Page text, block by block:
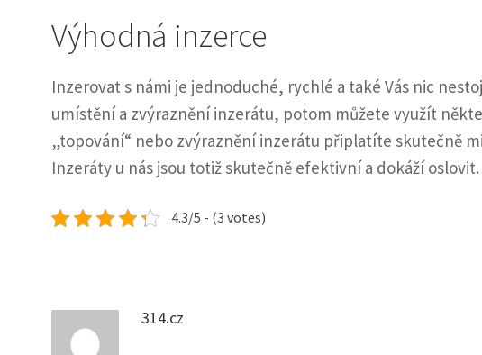
Výhodná inzerce
Inzerovat s námi je jednoduché, rychlé a také Vás nic
umístění a zvýraznění inzerátu, potom můžete využít
„topování“ nebo zvýraznění inzerátu připlatíte skutečně
Inzeráty u nás jsou totiž skutečně efektivní a dokáží oslovit.
4.3/5 - (3 votes)
314.cz